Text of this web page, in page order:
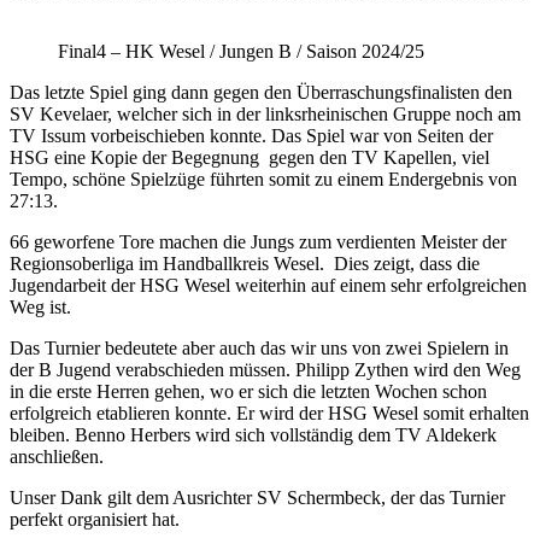
Final4 – HK Wesel / Jungen B / Saison 2024/25
Das letzte Spiel ging dann gegen den Überraschungsfinalisten den
SV Kevelaer, welcher sich in der linksrheinischen Gruppe noch am
TV Issum vorbeischieben konnte. Das Spiel war von Seiten der
HSG eine Kopie der Begegnung gegen den TV Kapellen, viel
Tempo, schöne Spielzüge führten somit zu einem Endergebnis von
27:13.
66 geworfene Tore machen die Jungs zum verdienten Meister der
Regionsoberliga im Handballkreis Wesel. Dies zeigt, dass die
Jugendarbeit der HSG Wesel weiterhin auf einem sehr erfolgreichen
Weg ist.
Das Turnier bedeutete aber auch das wir uns von zwei Spielern in
der B Jugend verabschieden müssen. Philipp Zythen wird den Weg
in die erste Herren gehen, wo er sich die letzten Wochen schon
erfolgreich etablieren konnte. Er wird der HSG Wesel somit erhalten
bleiben. Benno Herbers wird sich vollständig dem TV Aldekerk
anschließen.
Unser Dank gilt dem Ausrichter SV Schermbeck, der das Turnier
perfekt organisiert hat.